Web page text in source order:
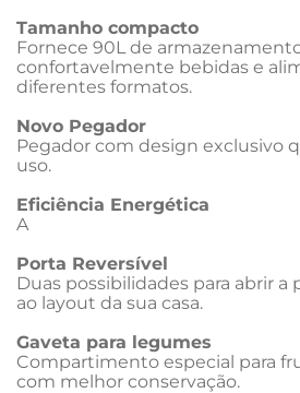
Tamanho compacto
Fornece 90L de
confortavelmente bebidas e
diferentes formatos.
Novo Pegador
Pegador com design exclusivo
uso.
Eficiência Energética
A
Porta Reversível
Duas possibilidades para abrir a
ao layout da sua casa.
Gaveta para legumes
Compartimento especial para
com melhor conservação.